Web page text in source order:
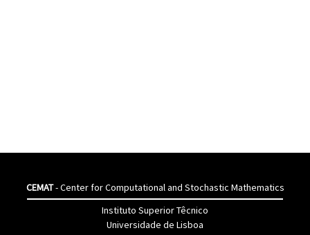
CEMAT- Center for Computational and Stochastic Mathematics
Instituto Superior Têcnico
Universidade de Lisboa